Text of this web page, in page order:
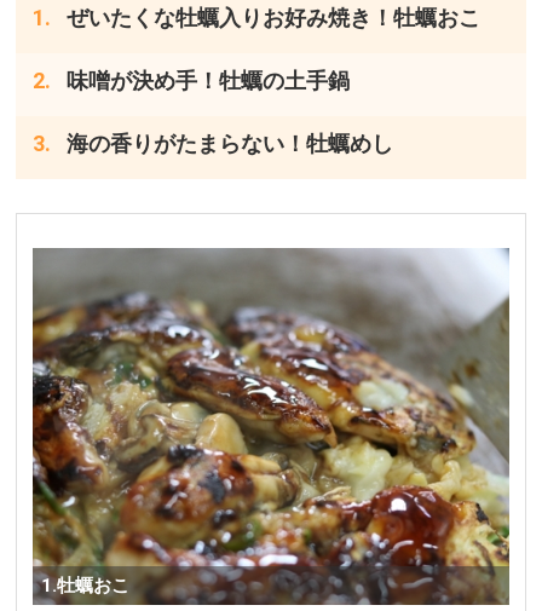
ぜいたくな牡蠣入りお好み焼き！牡蠣おこ
味噌が決め手！牡蠣の土手鍋
海の香りがたまらない！牡蠣めし
1.牡蠣おこ